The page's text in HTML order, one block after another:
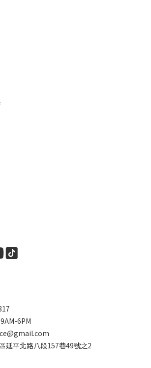
6PM
延平北路八段157巷49號之2